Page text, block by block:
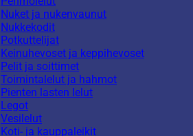
Nuket ja nukenvaunut
Nukkekodit
Potkuttelijat
Keinuhevoset ja keppihevoset
Pelit ja soittimet
Toimintalelut ja hahmot
Pienten lasten lelut
Legot
Vesilelut
Koti- ja kauppaleikit